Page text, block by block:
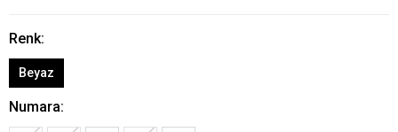
Renk:
Beyaz
Numara: